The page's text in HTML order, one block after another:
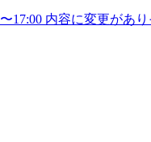
17:00 内容に変更があり